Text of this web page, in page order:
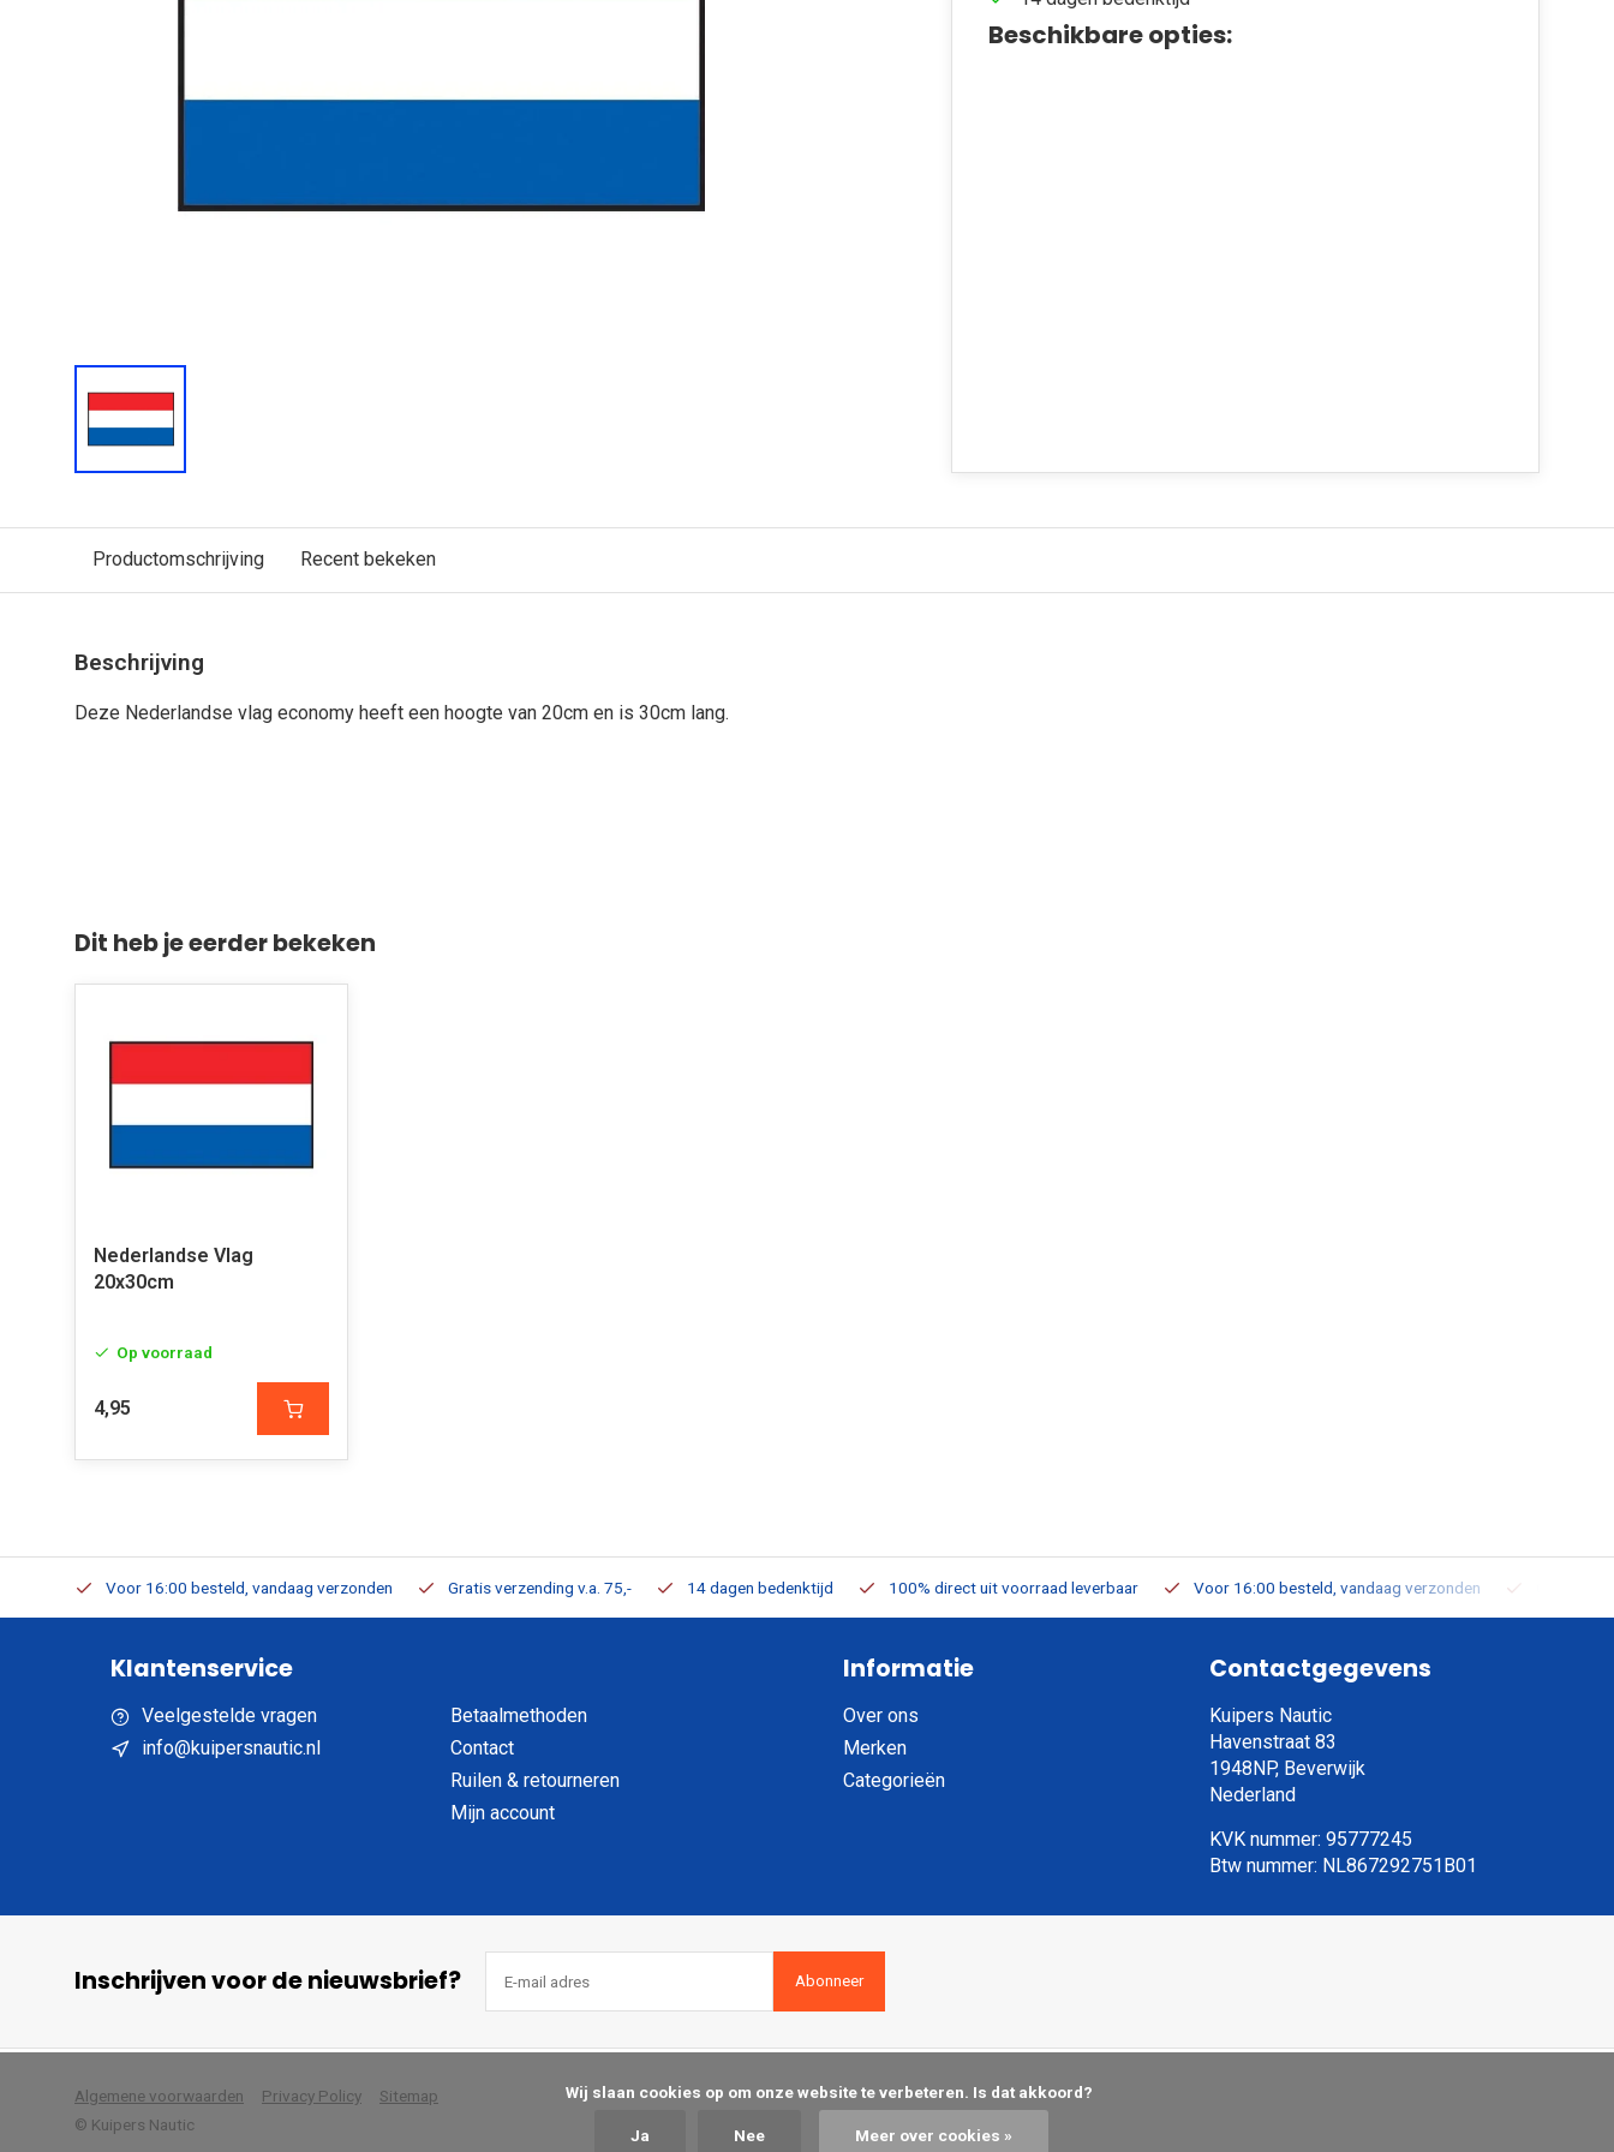
Beschikbare opties:
Productomschrijving Recent bekeken
Beschrijving
Deze Nederlandse vlag economy heeft een hoogte van 20cm en is 30cm lang.
Dit heb je eerder bekeken
Nederlandse Vlag
20x30cm
Op voorraad
4,95
Voor 16:00 besteld, vandaag verzonden Gratis verzending v.a. 75,- 14 dagen bedenktijd 100% direct uit voorraad leverbaar Voor 16:00 besteld, vandaag verzonden
Klantenservice
Veelgestelde vragen
info@kuipersnautic.nl
Betaalmethoden
Contact
Ruilen & retourneren
Mijn account
Informatie
Over ons
Merken
Categorieën
Contactgegevens
Kuipers Nautic
Havenstraat 83
1948NP, Beverwijk
Nederland
KVK nummer: 95777245
Btw nummer: NL867292751B01
Inschrijven voor de nieuwsbrief? Abonneer
Algemene voorwaarden Privacy Policy
Sitemap
© Kuipers Nautic
Ja Nee Meer over cookies »